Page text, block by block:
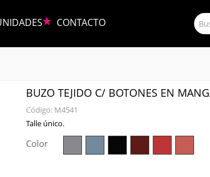
CONTACTO
BUZO TEJIDO C/ BOTONES EN
Código: M4541
Talle único.
Color